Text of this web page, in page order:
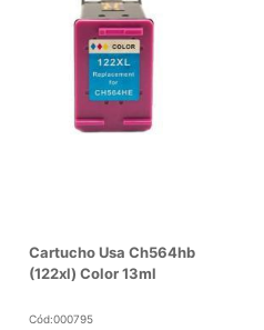
Cartucho Usa Ch564hb
(122xl) Color 13ml
Cód:000795